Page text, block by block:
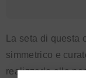
La seta di questa
simmetrico e
realizzarlo alla